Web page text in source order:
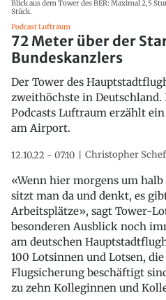
Blick aus dem Tower des BER: Maximal 2,5
Stück.
Podcast Luftraum
72 Meter über der
Bundeskanzlers
Der Tower des
zweithöchste in Deutschland.
Podcasts Luftraum erzählt
am Airport.
12.10.22 - 07:10 Christopher
«Wenn hier morgens um halb
sitzt man da und denkt, es
Arbeitsplätze», sagt Tower-
besonderen Ausblick noch
am deutschen
100 Lotsinnen und Lotsen,
Flugsicherung beschäftigt
zu zehn Kolleginnen und